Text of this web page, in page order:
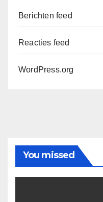
Berichten feed
Reacties feed
WordPress.org
You missed